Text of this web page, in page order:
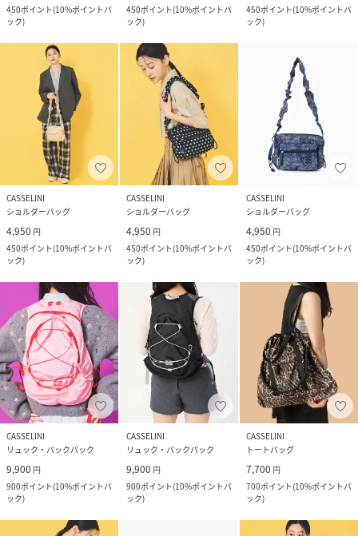
450ポイント(10%ポイントバ
ック)
450ポイント(10%ポイントバ
ック)
450ポイント(10%ポイントバ
ック)
CASSELINI
ショルダーバッグ
4,950 円
450ポイント(10%ポイントバ
ック)
CASSELINI
ショルダーバッグ
4,950 円
450ポイント(10%ポイントバ
ック)
CASSELINI
ショルダーバッグ
4,950 円
450ポイント(10%ポイントバ
ック)
CASSELINI
リュック・バックパック
9,900 円
900ポイント(10%ポイントバ
ック)
CASSELINI
リュック・バックパック
9,900 円
900ポイント(10%ポイントバ
ック)
CASSELINI
トートバッグ
7,700 円
700ポイント(10%ポイントバ
ック)